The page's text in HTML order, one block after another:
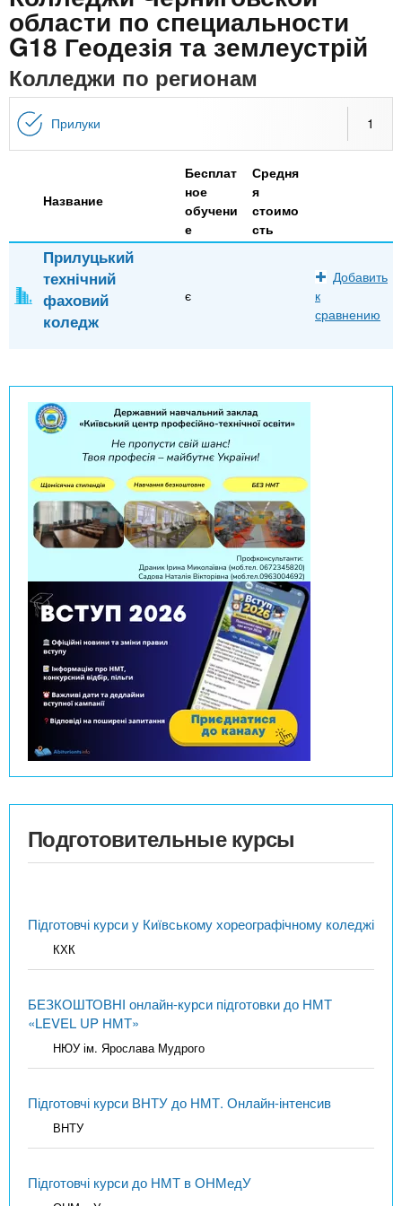
ю
n
t
s
.
n
f
х
з
а
в
й
Онлайн курсы
области по специальности
G18 Геодезія та землеустрій
Колледжи по регионам
Прилуки 1
Название
Бесплат
ное
обучени
е
Средня
я
стоимо
сть
Прилуцький
технічний
фаховий
коледж
є
Добавить
к
сравнению
Подготовительные курсы
Підготовчі курси у Київському хореографічному коледжі
КХК
БЕЗКОШТОВНІ онлайн-курси підготовки до НМТ
«LEVEL UP НМТ»
НЮУ ім. Ярослава Мудрого
Підготовчі курси ВНТУ до НМТ. Онлайн-інтенсив
ВНТУ
Підготовчі курси до НМТ в ОНМедУ